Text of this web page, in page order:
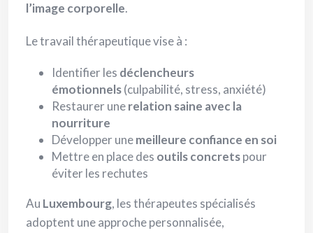
l’image corporelle.
Le travail thérapeutique vise à :
Identifier les déclencheurs
émotionnels(culpabilité, stress, anxiété)
Restaurer unerelation saine avec la
nourriture
Développer unemeilleure confiance en soi
Mettre en place des outils concretspour
éviter les rechutes
Au Luxembourg, les thérapeutes spécialisés
adoptent une approche personnalisée,